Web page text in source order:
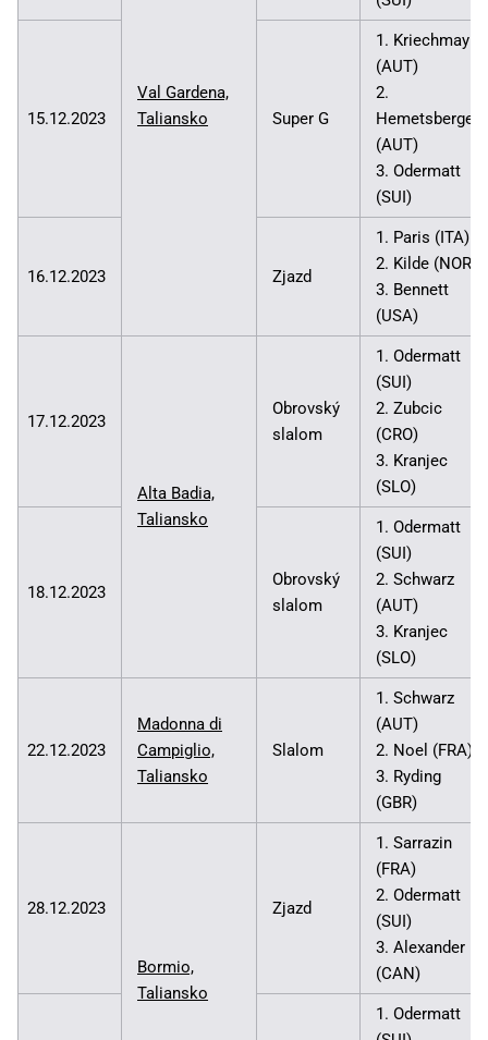
Val Gardena,
Taliansko
15.12.2023 Super G
1. Kriechmayr
(AUT)
2.
Hemetsberger
(AUT)
3. Odermatt
(SUI)
16.12.2023 Zjazd
1. Paris (ITA)
2. Kilde (NOR)
3. Bennett
(USA)
17.12.2023
Alta Badia,
Taliansko
Obrovský
slalom
1. Odermatt
(SUI)
2. Zubcic
(CRO)
3. Kranjec
(SLO)
18.12.2023
Obrovský
slalom
1. Odermatt
(SUI)
2. Schwarz
(AUT)
3. Kranjec
(SLO)
22.12.2023
Madonna di
Campiglio,
Taliansko
Slalom
1. Schwarz
(AUT)
2. Noel (FRA)
3. Ryding
(GBR)
28.12.2023
Bormio,
Taliansko
Zjazd
1. Sarrazin
(FRA)
2. Odermatt
(SUI)
3. Alexander
(CAN)
1. Odermatt